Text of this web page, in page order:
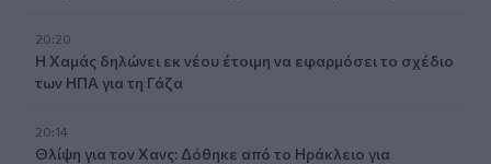
20:20
Η Χαμάς δηλώνει εκ νέου έτοιμη να εφαρμόσει το σχέδιο
των ΗΠΑ για τη Γάζα
20:14
Θλίψη για τον Χανς: Δόθηκε από το Ηράκλειο για